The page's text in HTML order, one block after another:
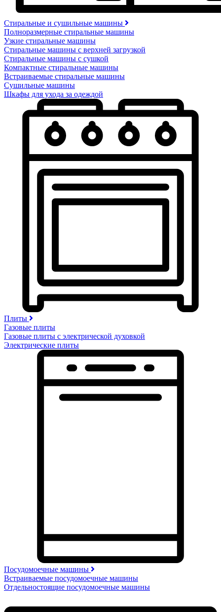
Стиральные и сушильные машины
Полноразмерные стиральные машины
Узкие стиральные машины
Стиральные машины с верхней загрузкой
Стиральные машины с сушкой
Компактные стиральные машины
Встраиваемые стиральные машины
Сушильные машины
Шкафы для ухода за одеждой
Плиты
Газовые плиты
Газовые плиты с электрической духовкой
Электрические плиты
Посудомоечные машины
Встраиваемые посудомоечные машины
Отдельностоящие посудомоечные машины